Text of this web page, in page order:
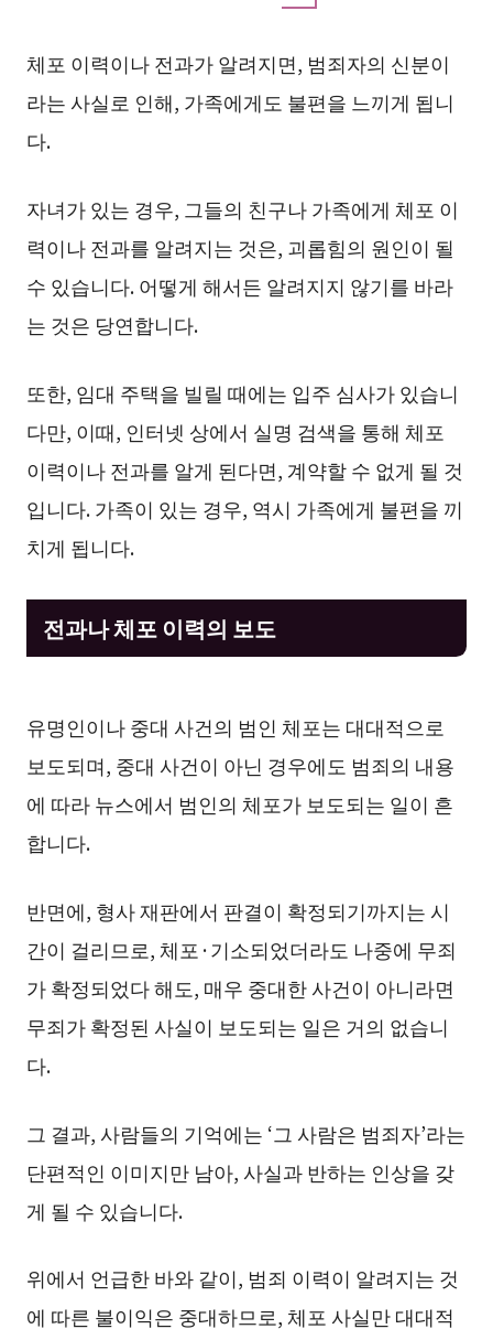
체포 이력이나 전과가 알려지면, 범죄자의 신분이
라는 사실로 인해, 가족에게도 불편을 느끼게 됩니
다.
자녀가 있는 경우, 그들의 친구나 가족에게 체포 이
력이나 전과를 알려지는 것은, 괴롭힘의 원인이 될
수 있습니다. 어떻게 해서든 알려지지 않기를 바라
는 것은 당연합니다.
또한, 임대 주택을 빌릴 때에는 입주 심사가 있습니
다만, 이때, 인터넷 상에서 실명 검색을 통해 체포
이력이나 전과를 알게 된다면, 계약할 수 없게 될 것
입니다. 가족이 있는 경우, 역시 가족에게 불편을 끼
치게 됩니다.
전과나 체포 이력의 보도
유명인이나 중대 사건의 범인 체포는 대대적으로
보도되며, 중대 사건이 아닌 경우에도 범죄의 내용
에 따라 뉴스에서 범인의 체포가 보도되는 일이 흔
합니다.
반면에, 형사 재판에서 판결이 확정되기까지는 시
간이 걸리므로, 체포·기소되었더라도 나중에 무죄
가 확정되었다 해도, 매우 중대한 사건이 아니라면
무죄가 확정된 사실이 보도되는 일은 거의 없습니
다.
그 결과, 사람들의 기억에는 ‘그 사람은 범죄자’라는
단편적인 이미지만 남아, 사실과 반하는 인상을 갖
게 될 수 있습니다.
위에서 언급한 바와 같이, 범죄 이력이 알려지는 것
에 따른 불이익은 중대하므로, 체포 사실만 대대적